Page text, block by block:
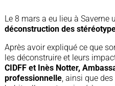
Le 8 mars a eu lieu à Saverne
déconstruction des
Après avoir expliqué ce que
les déconstruire et leurs
CIDFF et Inès Notter,
professionnelle, ainsi que